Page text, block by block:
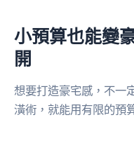
小預算也能變
開
想要打造豪宅感，不一
潢術，就能用有限的預